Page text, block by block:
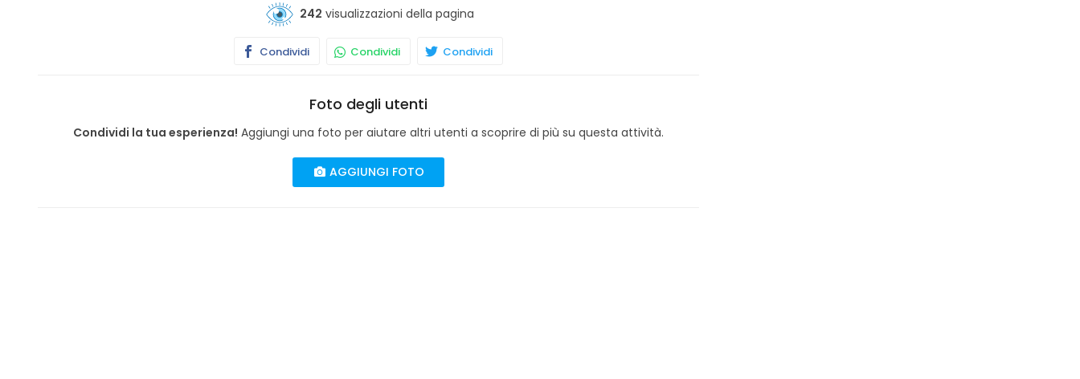
242 visualizzazioni della pagina
Condividi Condividi Condividi
Foto degli utenti
Condividi la tua esperienza! Aggiungi una foto per aiutare altri utenti a scoprire di più su questa attività.
AGGIUNGI FOTO